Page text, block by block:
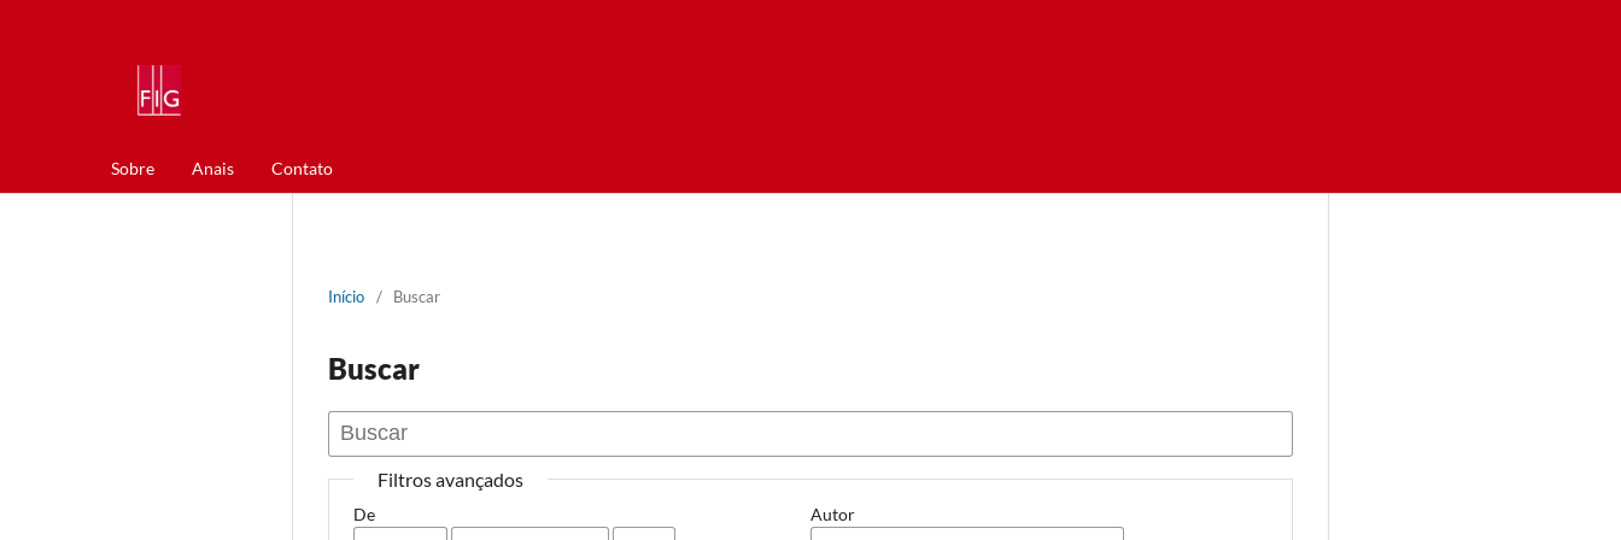
Sobre Anais Contato
Início / Buscar
Buscar
Filtros avançados
De Autor